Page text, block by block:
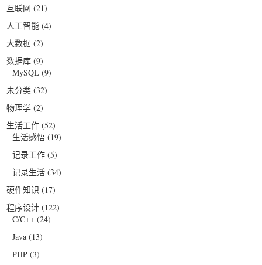
互联网 (21)
人工智能 (4)
大数据 (2)
数据库 (9)
MySQL (9)
未分类 (32)
物理学 (2)
生活工作 (52)
生活感悟 (19)
记录工作 (5)
记录生活 (34)
硬件知识 (17)
程序设计 (122)
C/C++ (24)
Java (13)
PHP (3)